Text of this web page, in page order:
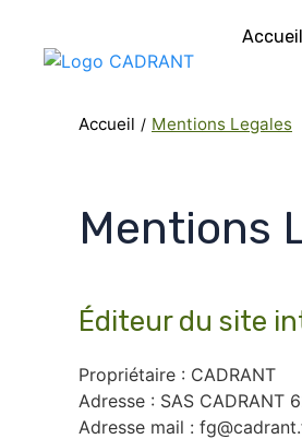
Accueil
Accueil Mentions Legales
Mentions
Éditeur du site
Propriétaire : CADRANT
Adresse : SAS CADRANT
Adresse mail :